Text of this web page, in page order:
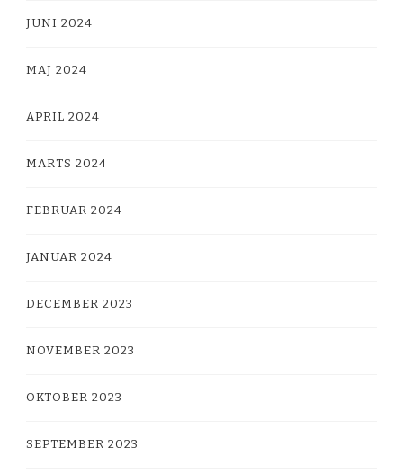
JUNI 2024
MAJ 2024
APRIL 2024
MARTS 2024
FEBRUAR 2024
JANUAR 2024
DECEMBER 2023
NOVEMBER 2023
OKTOBER 2023
SEPTEMBER 2023